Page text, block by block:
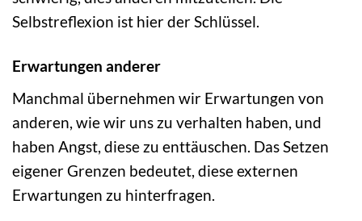
Selbstreflexion ist hier der Schlüssel.
Erwartungen anderer
Manchmal übernehmen wir Erwartungen von
anderen, wie wir uns zu verhalten haben, und
haben Angst, diese zu enttäuschen. Das Setzen
eigener Grenzen bedeutet, diese externen
Erwartungen zu hinterfragen.